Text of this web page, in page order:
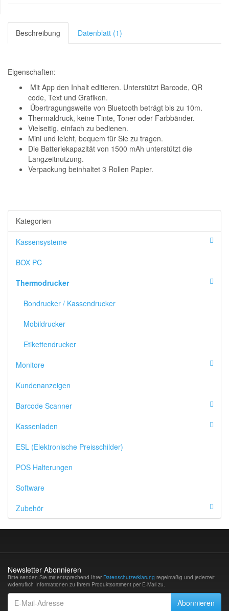
Beschreibung Datenblatt (1)
Eigenschaften:
Mit App den Inhalt editieren. Unterstützt Barcode, QR
code, Text und Grafiken.
Übertragungsweite von Bluetooth beträgt bis zu 10m.
Thermaldruck, keine Tinte, Toner oder Farbbänder.
Vielseitig, einfach zu bedienen.
Mini und leicht, bequem für Sie zu tragen.
Die Batteriekapazität von 1500 mAh unterstützt die
Langzeitnutzung.
Verpackung beinhaltet 3 Rollen Papier.
Kategorien
Kassensysteme
BOX PC
Thermodrucker
Bondrucker / Kassendrucker
Mobildrucker
Etikettendrucker
Monitore
Kundenanzeigen
Barcode Scanner
Kassenladen
ESL (Elektronische Preisschilder)
POS Halterungen
Software
Zubehör
Newsletter Abonnieren
Bitte senden Sie mir entsprechend Ihrer Datenschutzerklärung regelmäßig und jederzeit
widerruflich Informationen zu Ihrem Produktsortiment per E-Mail zu.
E-
Mail-
Abonnieren